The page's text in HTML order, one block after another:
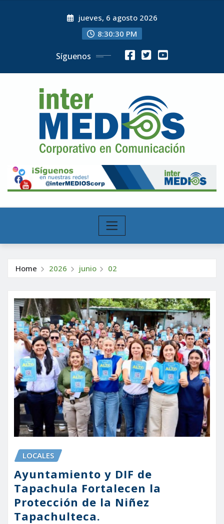
jueves, 6 agosto 2026
8:30:31 PM
Síguenos
Home 2026 junio 02
LOCALES
Ayuntamiento y DIF de
Tapachula Fortalecen la
Protección de la Niñez
Tapachulteca.